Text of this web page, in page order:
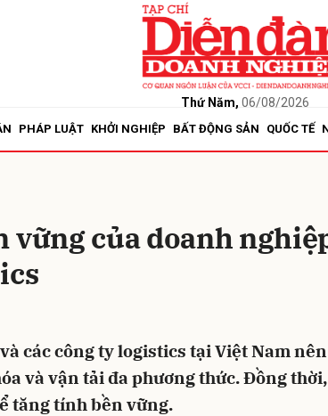
Thứ Năm, 06/08/2026
PHÁP LUẬT KHỞI NGHIỆP BẤT ĐỘNG SẢN QUỐC TẾ
vững của doanh
các công ty logistics tại Việt Nam
và vận tải đa phương thức. Đồng
tăng tính bền vững.